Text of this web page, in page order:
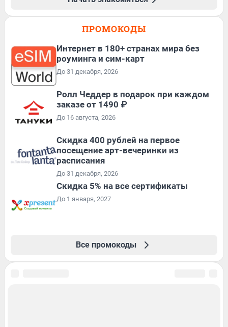
ПРОМОКОДЫ
Интернет в 180+ странах мира без
роуминга и сим-карт
До 31 декабря, 2026
Ролл Чеддер в подарок при каждом
заказе от 1490 ₽
До 16 августа, 2026
Cкидка 400 рублей на первое
посещение арт-вечеринки из
расписания
До 31 декабря, 2026
Скидка 5% на все сертификаты
До 1 января, 2027
Все промокоды